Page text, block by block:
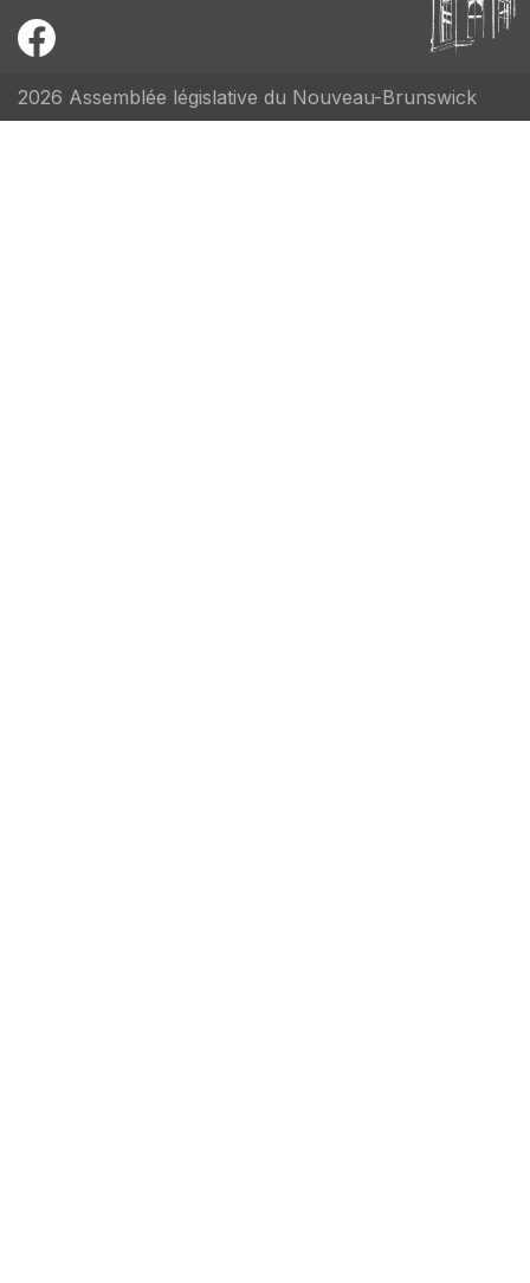
2026 Assemblée législative du Nouveau-Brunswick